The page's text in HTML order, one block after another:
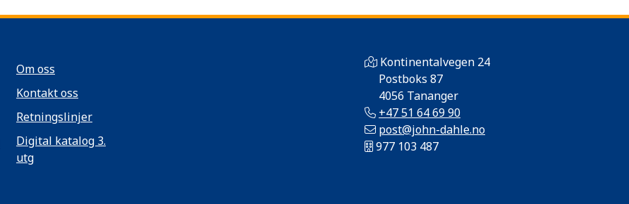
Om oss
Kontakt oss
Retningslinjer
Digital katalog 3.
utg
Kontinentalvegen 24
Postboks 87
4056 Tananger
+47 51 64 69 90
post@john-dahle.no
977 103 487